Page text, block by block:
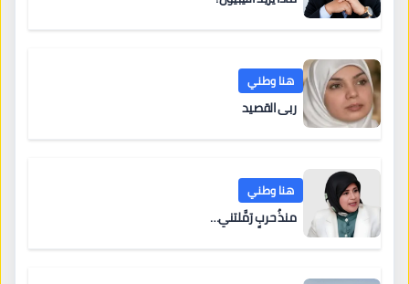
هنا وطني
ربى القصيد
هنا وطني
منذُ حربٍ رَمَّلتني…